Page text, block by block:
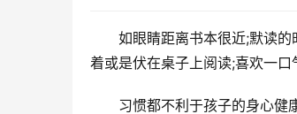
如眼睛距离书本很近;默读
着或是伏在桌子上阅读;喜欢一口
习惯都不利于孩子的身心健